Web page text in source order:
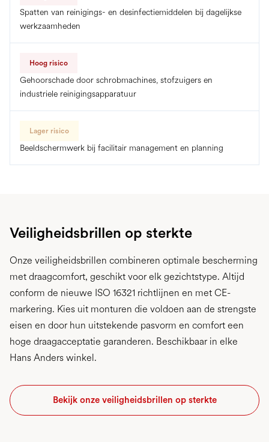
Spatten van reinigings- en desinfectiemiddelen bij dagelijkse
werkzaamheden
Hoog risico
Gehoorschade door schrobmachines, stofzuigers en
industriele reinigingsapparatuur
Lager risico
Beeldschermwerk bij facilitair management en planning
Veiligheidsbrillen op sterkte
Onze veiligheidsbrillen combineren optimale bescherming
met draagcomfort, geschikt voor elk gezichtstype. Altijd
conform de nieuwe ISO 16321 richtlijnen en met CE-
markering. Kies uit monturen die voldoen aan de strengste
eisen en door hun uitstekende pasvorm en comfort een
hoge draagacceptatie garanderen. Beschikbaar in elke
Hans Anders winkel.
Bekijk onze veiligheidsbrillen op sterkte